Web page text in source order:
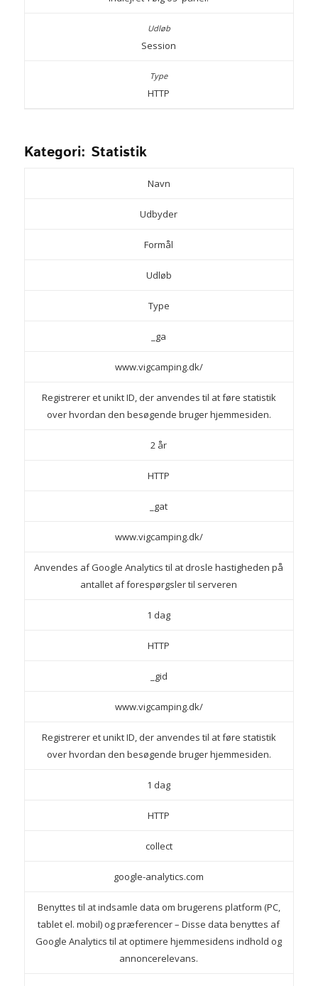
Session
HTTP
Kategori: Statistik
Navn
Udbyder
Formål
Udløb
Type
_ga
www.vigcamping.dk/
Registrerer et unikt ID, der anvendes til at føre statistik
over hvordan den besøgende bruger hjemmesiden.
2 år
HTTP
_gat
www.vigcamping.dk/
Anvendes af Google Analytics til at drosle hastigheden på
antallet af forespørgsler til serveren
1 dag
HTTP
_gid
www.vigcamping.dk/
Registrerer et unikt ID, der anvendes til at føre statistik
over hvordan den besøgende bruger hjemmesiden.
1 dag
HTTP
collect
google-analytics.com
Benyttes til at indsamle data om brugerens platform (PC,
tablet el. mobil) og præferencer – Disse data benyttes af
Google Analytics til at optimere hjemmesidens indhold og
annoncerelevans.